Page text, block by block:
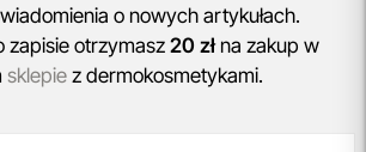
o nowych artykułach.
zapisie otrzymasz 20 złna zakup w
sklepiez dermokosmetykami.